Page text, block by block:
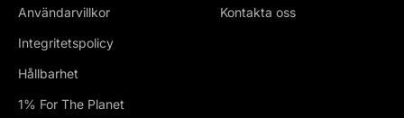
Användarvillkor
Integritetspolicy
Hållbarhet
1% For The Planet
Kontakta oss